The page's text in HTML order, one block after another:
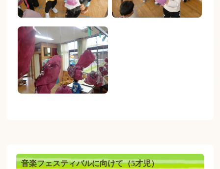
音楽フェスティバルに向けて（5才児）